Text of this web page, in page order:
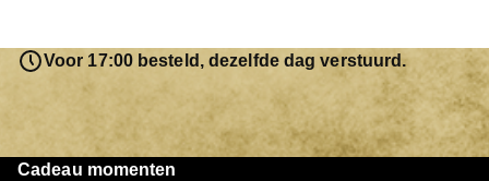
resterende bedrag blijft gewoon op de bon staan en kan
later worden gebruikt. Zo geniet je keer op keer van
bijzondere eetmomenten.
Voor 17:00 besteld, dezelfde dag verstuurd.
Cadeau momenten